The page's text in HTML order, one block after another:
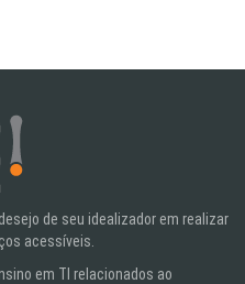
de seu idealizador em realizar
acessíveis.
em TI relacionados ao